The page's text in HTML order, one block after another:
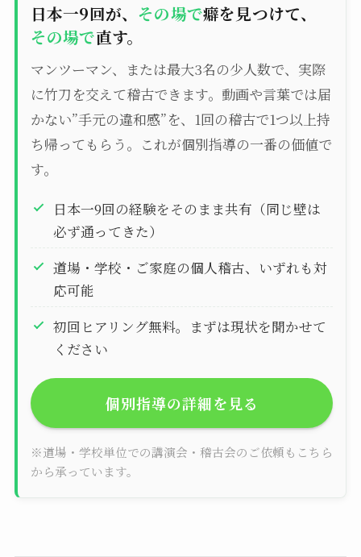
日本一9回が、 その場で癖を見つけて、
その場で直す。
マンツーマン、または最大3名の少人数で、実際
に竹刀を交えて稽古できます。動画や言葉では届
かない”手元の違和感”を、1回の稽古で1つ以上持
ち帰ってもらう。これが個別指導の一番の価値で
す。
日本一9回の経験をそのまま共有（同じ壁は
必ず通ってきた）
道場・学校・ご家庭の個人稽古、いずれも対
応可能
初回ヒアリング無料。まずは現状を聞かせて
ください
個別指導の詳細を見る
※道場・学校単位での講演会・稽古会のご依頼もこちら
から承っています。